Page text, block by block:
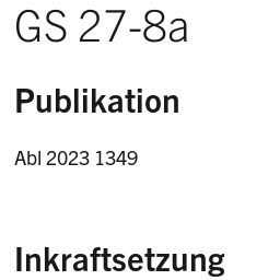
GS 27-8a
Publikation
Abl 2023 1349
Inkraftsetzung